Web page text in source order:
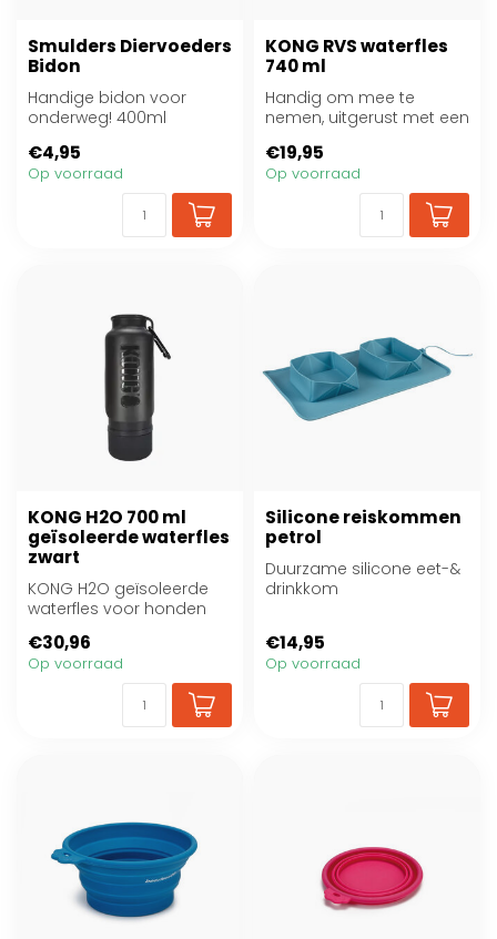
Smulders Diervoeders
Bidon
Handige bidon voor
onderweg! 400ml
€4,95
Op voorraad
KONG RVS waterfles
740 ml
Handig om mee te
nemen, uitgerust met een
voor zowel gr...
€19,95
Op voorraad
KONG H2O 700 ml
geïsoleerde waterfles
zwart
KONG H2O geïsoleerde
waterfles voor honden
€30,96
Op voorraad
Silicone reiskommen
petrol
Duurzame silicone eet-&
drinkkom
€14,95
Op voorraad